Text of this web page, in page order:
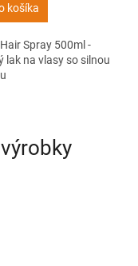
košíka
Spray 500ml -
lak na vlasy so silnou